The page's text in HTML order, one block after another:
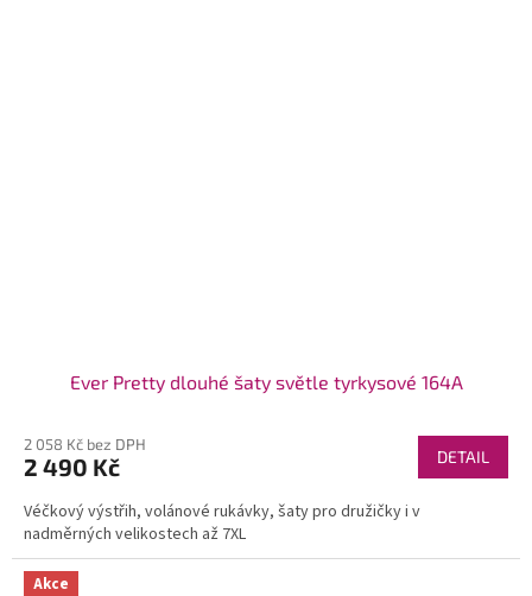
Ever Pretty dlouhé šaty světle tyrkysové 164A
2 058 Kč bez DPH
2 490 Kč DETAIL
Véčkový výstřih, volánové rukávky, šaty pro družičky i v
nadměrných velikostech až 7XL
Akce